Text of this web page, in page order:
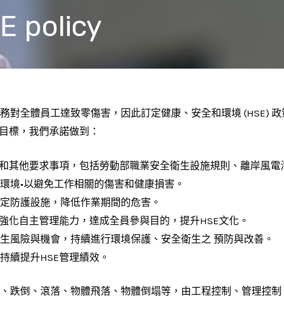
policy
對全體員工達致零傷害，因此訂定健康、安全和環境 (HSE)
標，我們承諾做到：
其他要求事項，包括勞動部職業安全衛生設施規則、離岸風電
境•以避免工作相關的傷害和健康損害。
防護設施，降低作業期間的危害。
化自主管理能力，達成全員參與目的，提升HSE文化。
風險與機會，持續進行環境保護、安全衛生之 預防與改善。
續提升HSE管理績效。
跌倒、滾落、物體飛落、物體倒塌等，由工程控制、管理控